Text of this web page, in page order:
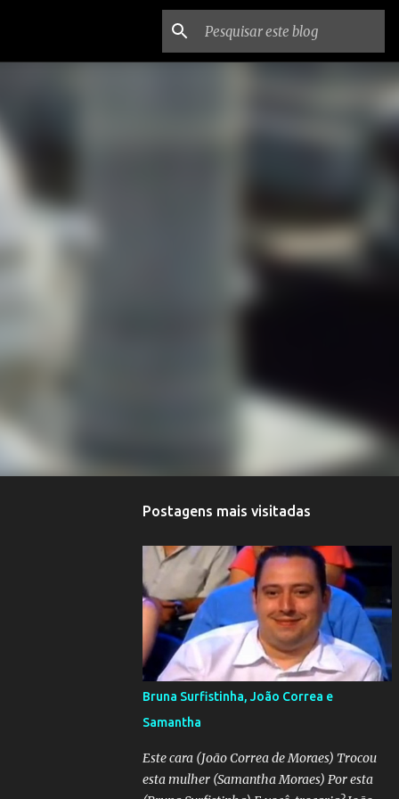
Postagens mais visitadas
Bruna Surfistinha, João Correa e
Samantha
Este cara (João Correa de Moraes) Trocou
esta mulher (Samantha Moraes) Por esta